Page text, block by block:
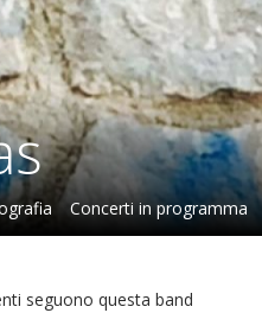
Concerti in programma
seguono questa band